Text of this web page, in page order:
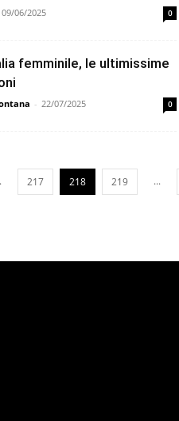
09/06/2025 0
femminile, le ultimissime
- 22/07/2025 0
217 218 219 ...